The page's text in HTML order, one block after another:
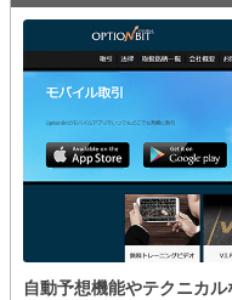
スプレッド取引
アルゴビット
シグナルズ
詐欺・ステマなどBO裏話
ステマに注意！
２ちゃんまとめ風の詐欺
自動予想機能やテクニカ